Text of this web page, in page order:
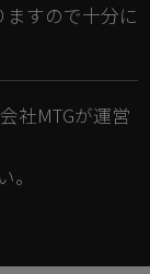
すので十分に
社MTGが運営